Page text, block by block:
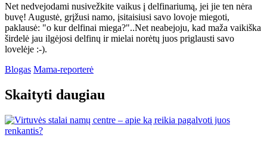
Net nedvejodami nusivežkite vaikus į delfinariumą, jei jie ten nėra
buvę! Augustė, grįžusi namo, įsitaisiusi savo lovoje miegoti,
paklausė: "o kur delfinai miega?"..Net neabejoju, kad maža vaikiška
širdelė jau ilgėjosi delfinų ir mielai norėtų juos priglausti savo
lovelėje :-).
Blogas Mama-reporterė
Skaityti daugiau